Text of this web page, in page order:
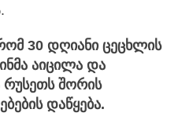
30 დღიანი ცეცხლის
აიცილა და
რუსეთს შორის
დაწყება.